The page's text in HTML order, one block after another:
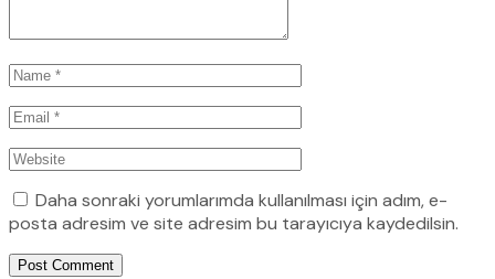
Daha sonraki yorumlarımda kullanılması için adım, e-
posta adresim ve site adresim bu tarayıcıya kaydedilsin.
Post Comment